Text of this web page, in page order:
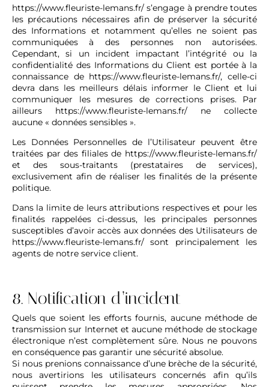
https://www.fleuriste-lemans.fr/ s’engage à prendre toutes
les précautions nécessaires afin de préserver la sécurité
des Informations et notamment qu’elles ne soient pas
communiquées à des personnes non autorisées.
Cependant, si un incident impactant l’intégrité ou la
confidentialité des Informations du Client est portée à la
connaissance de https://www.fleuriste-lemans.fr/, celle-ci
devra dans les meilleurs délais informer le Client et lui
communiquer les mesures de corrections prises. Par
ailleurs https://www.fleuriste-lemans.fr/ ne collecte
aucune « données sensibles ».
Les Données Personnelles de l’Utilisateur peuvent être
traitées par des filiales de https://www.fleuriste-lemans.fr/
et des sous-traitants (prestataires de services),
exclusivement afin de réaliser les finalités de la présente
politique.
Dans la limite de leurs attributions respectives et pour les
finalités rappelées ci-dessus, les principales personnes
susceptibles d’avoir accès aux données des Utilisateurs de
https://www.fleuriste-lemans.fr/ sont principalement les
agents de notre service client.
8. Notification d’incident
Quels que soient les efforts fournis, aucune méthode de
transmission sur Internet et aucune méthode de stockage
électronique n’est complètement sûre. Nous ne pouvons
en conséquence pas garantir une sécurité absolue.
Si nous prenions connaissance d’une brèche de la sécurité,
nous avertirions les utilisateurs concernés afin qu’ils